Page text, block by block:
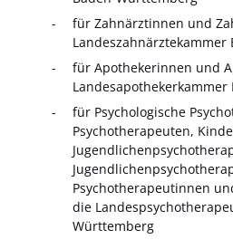
für Zahnärztinnen und
für Apothekerinnen und
für Psychologische
Psychotherapeuten,
Psychotherapeutinnen
die
Württemberg